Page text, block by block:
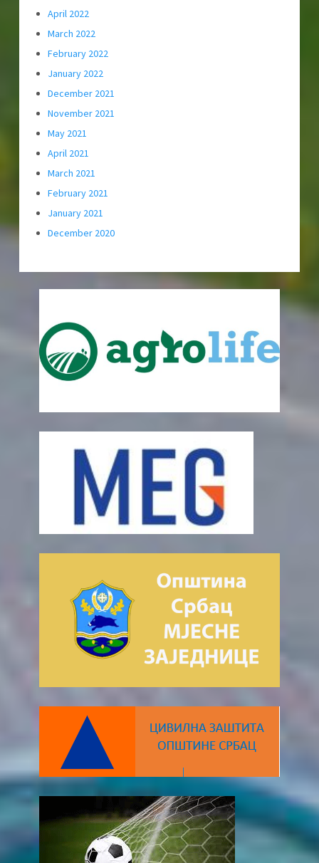
April 2022
March 2022
February 2022
January 2022
December 2021
November 2021
May 2021
April 2021
March 2021
February 2021
January 2021
December 2020